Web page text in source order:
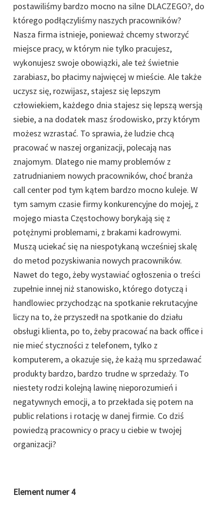
postawiliśmy bardzo mocno na silne DLACZEGO?, do
którego podłączyliśmy naszych pracowników?
Nasza firma istnieje, ponieważ chcemy stworzyć
miejsce pracy, w którym nie tylko pracujesz,
wykonujesz swoje obowiązki, ale też świetnie
zarabiasz, bo płacimy najwięcej w mieście. Ale także
uczysz się, rozwijasz, stajesz się lepszym
człowiekiem, każdego dnia stajesz się lepszą wersją
siebie, a na dodatek masz środowisko, przy którym
możesz wzrastać. To sprawia, że ludzie chcą
pracować w naszej organizacji, polecają nas
znajomym. Dlatego nie mamy problemów z
zatrudnianiem nowych pracowników, choć branża
call center pod tym kątem bardzo mocno kuleje. W
tym samym czasie firmy konkurencyjne do mojej, z
mojego miasta Częstochowy borykają się z
potężnymi problemami, z brakami kadrowymi.
Muszą uciekać się na niespotykaną wcześniej skalę
do metod pozyskiwania nowych pracowników.
Nawet do tego, żeby wystawiać ogłoszenia o treści
zupełnie innej niż stanowisko, którego dotyczą i
handlowiec przychodząc na spotkanie rekrutacyjne
liczy na to, że przyszedł na spotkanie do działu
obsługi klienta, po to, żeby pracować na back office i
nie mieć styczności z telefonem, tylko z
komputerem, a okazuje się, że każą mu sprzedawać
produkty bardzo, bardzo trudne w sprzedaży. To
niestety rodzi kolejną lawinę nieporozumień i
negatywnych emocji, a to przekłada się potem na
public relations i rotację w danej firmie. Co dziś
powiedzą pracownicy o pracy u ciebie w twojej
organizacji?
Element numer 4